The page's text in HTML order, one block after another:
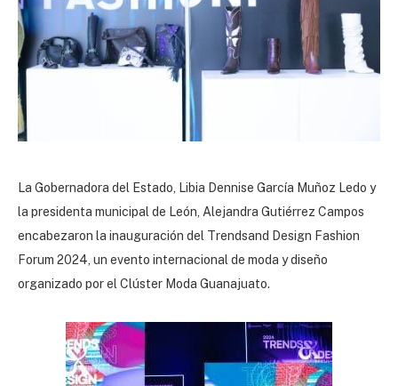
La Gobernadora del Estado, Libia Dennise García Muñoz Ledo y
la presidenta municipal de León, Alejandra Gutiérrez Campos
encabezaron la inauguración del Trendsand Design Fashion
Forum 2024, un evento internacional de moda y diseño
organizado por el Clúster Moda Guanajuato.